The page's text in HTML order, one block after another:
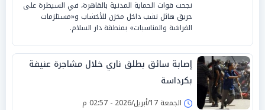
نجحت قوات الحماية المدنية بالقاهرة، في السيطرة على
حريق هائل نشب داخل مخزن للأخشاب و«مستلزمات
الفراشة والمناسبات» بمنطقة دار السلام.
إصابة سائق بطلق ناري خلال مشاجرة عنيفة
بكرداسة
الجمعة 17/أبريل/2026 - 02:57 م